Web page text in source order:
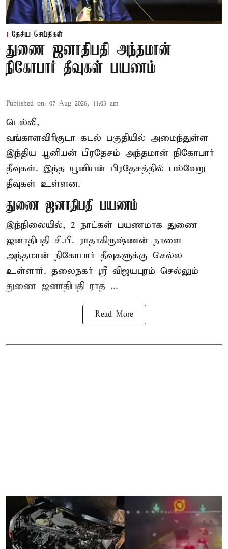
தேசிய செய்திகள்
துணை ஜனாதிபதி அந்தமான்
நிகோபார் தீவுகள் பயணம்
Published on: 07 Aug 2026, 11:03 am
டெல்லி,
வங்காளவிரிகுடா கடல் பகுதியில் அமைந்துள்ள
இந்திய யூனியன் பிரதேசம் அந்தமான் நிகோபார்
தீவுகள். இந்த யூனியன் பிரதேசத்தில் பல்வேறு
தீவுகள் உள்ளன.
துணை ஜனாதிபதி பயணம்
இந்நிலையில், 2 நாட்கள் பயணமாக துணை
ஜனாதிபதி சி.பி. ராதாகிருஷ்ணன் நாளை
அந்தமான் நிகோபார் தீவுகளுக்கு செல்ல
உள்ளார். தலைநகர் ஸ்ரீ விஜயபுரம் செல்லும்
துணை ஜனாதிபதி ராத ...
Read More